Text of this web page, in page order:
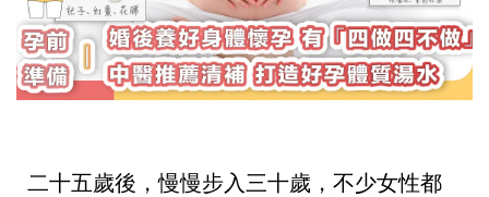
二十五歲後，慢慢步入三十歲，不少女性都